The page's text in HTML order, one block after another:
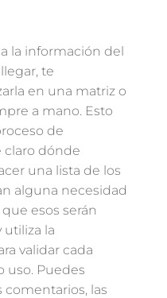
la información del
te
en una matriz o
a mano. Esto
de
claro dónde
una lista de los
alguna necesidad
esos serán
la
validar cada
uso. Puedes
las